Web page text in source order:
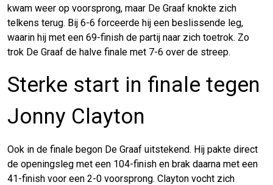
kwam weer op voorsprong, maar De Graaf knokte zich
telkens terug. Bij 6-6 forceerde hij een beslissende leg,
waarin hij met een 69-finish de partij naar zich toetrok. Zo
trok De Graaf de halve finale met 7-6 over de streep.
Sterke start in finale tegen
Jonny Clayton
Ook in de finale begon De Graaf uitstekend. Hij pakte direct
de openingsleg met een 104-finish en brak daarna met een
41-finish voor een 2-0 voorsprong. Clayton vocht zich